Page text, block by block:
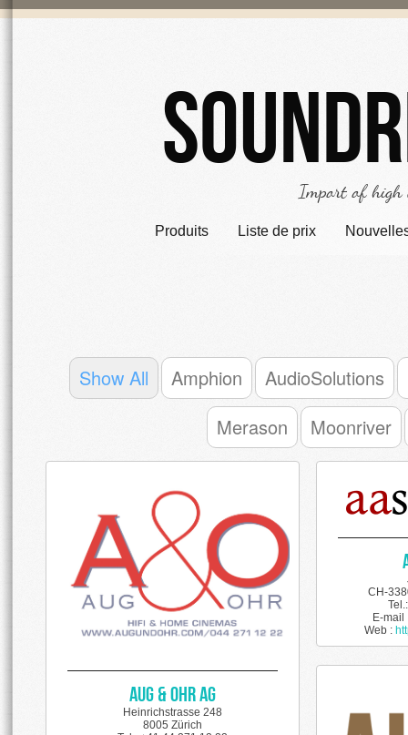
Import of high
Produits Liste de prix
Show All Amphion AudioSolutions
Merason
Moonriver
CH-
E-
Web :
Aug & Ohr AG
Heinrichstrasse 248
8005 Zürich